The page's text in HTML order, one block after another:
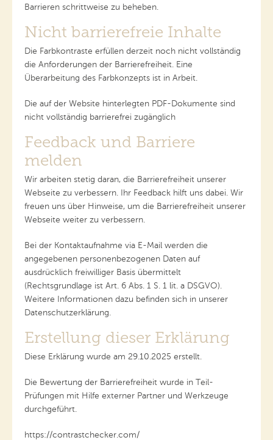
Barrieren schrittweise zu beheben.
Nicht barrierefreie Inhalte
Die Farbkontraste erfüllen derzeit noch nicht vollständig
die Anforderungen der Barrierefreiheit. Eine
Überarbeitung des Farbkonzepts ist in Arbeit.
Die auf der Website hinterlegten PDF-Dokumente sind
nicht vollständig barrierefrei zugänglich
Feedback und Barriere
melden
Wir arbeiten stetig daran, die Barrierefreiheit unserer
Webseite zu verbessern. Ihr Feedback hilft uns dabei. Wir
freuen uns über Hinweise, um die Barrierefreiheit unserer
Webseite weiter zu verbessern.
Bei der Kontaktaufnahme via E-Mail werden die
angegebenen personenbezogenen Daten auf
ausdrücklich freiwilliger Basis übermittelt
(Rechtsgrundlage ist Art. 6 Abs. 1 S. 1 lit. a DSGVO).
Weitere Informationen dazu befinden sich in unserer
Datenschutzerklärung.
Erstellung dieser Erklärung
Diese Erklärung wurde am 29.10.2025 erstellt.
Die Bewertung der Barrierefreiheit wurde in Teil-
Prüfungen mit Hilfe externer Partner und Werkzeuge
durchgeführt.
https://contrastchecker.com/